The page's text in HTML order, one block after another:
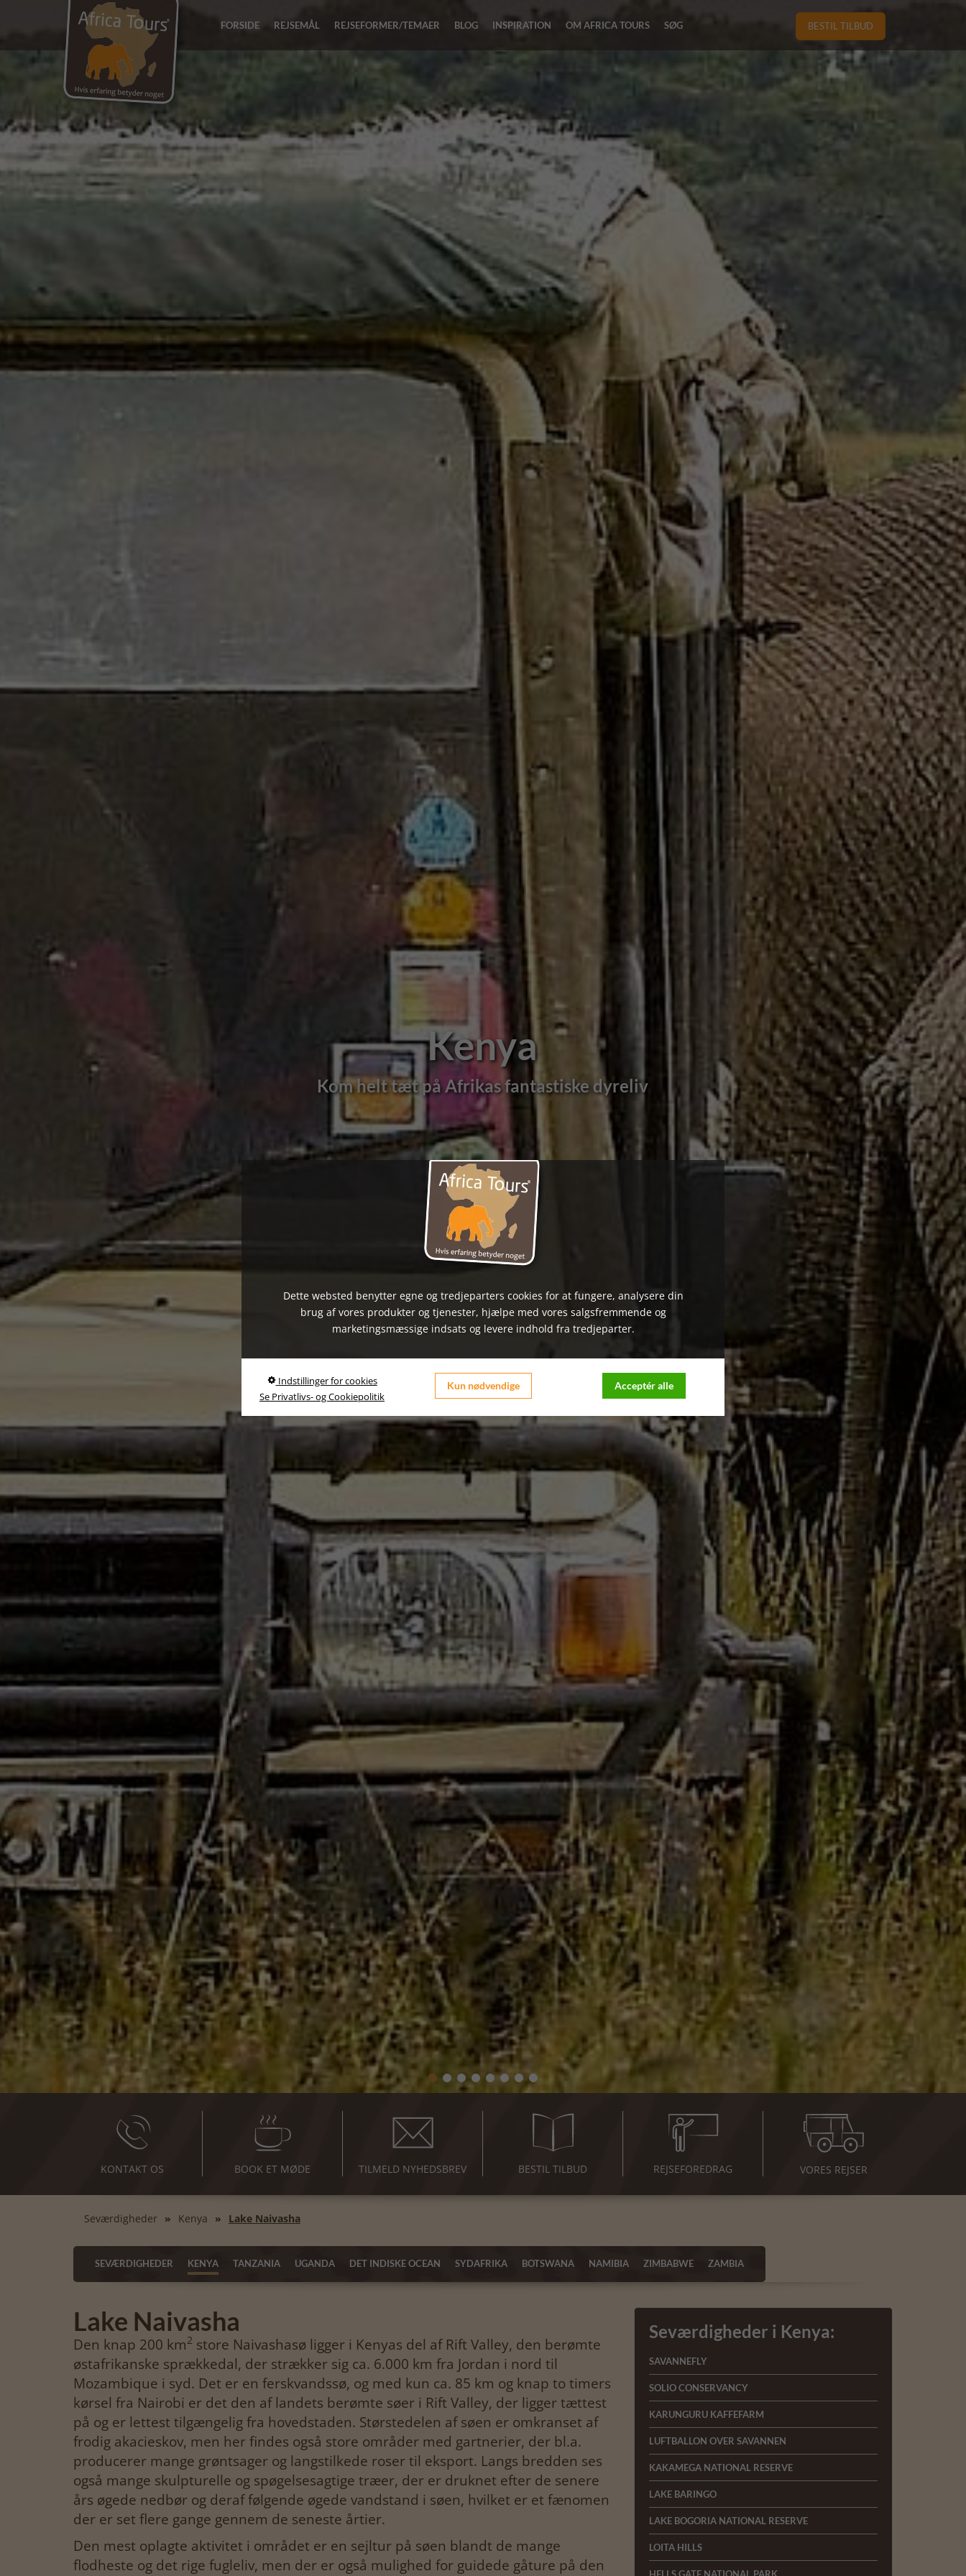
FORSIDE REJSEMÅL REJSEFORMER/TEMAER BLOG INSPIRATION OM AFRICA TOURS SØG BESTIL TILBUD
Kenya
Fællesskab og et stort udbud af rejser med dansk rejseleder
KONTAKT OS BOOK ET MØDE TILMELD NYHEDSBREV BESTIL TILBUD REJSEFOREDRAG VORES REJSER
Seværdigheder Kenya Lake Naivasha
SEVÆRDIGHEDER KENYA TANZANIA UGANDA DET INDISKE OCEAN SYDAFRIKA BOTSWANA NAMIBIA ZIMBABWE ZAMBIA
Lake Naivasha
Den knap 200 km2 store Naivashasø ligger i Kenyas del af Rift Valley, den berømte
østafrikanske sprækkedal, der strækker sig ca. 6.000 km fra Jordan i nord til
Mozambique i syd. Det er en ferskvandssø, og med kun ca. 85 km og knap to timers
kørsel fra Nairobi er det den af landets berømte søer i Rift Valley, der ligger tættest
på og er lettest tilgængelig fra hovedstaden. Størstedelen af søen er omkranset af
frodig akacieskov, men her findes også store områder med gartnerier, der bl.a.
producerer mange grøntsager og langstilkede roser til eksport. Langs bredden ses
også mange skulpturelle og spøgelsesagtige træer, der er druknet efter de senere
års øgede nedbør og deraf følgende øgede vandstand i søen, hvilket er et fænomen
der er set flere gange gennem de seneste årtier.
Den mest oplagte aktivitet i området er en sejltur på søen blandt de mange
flodheste og det rige fugleliv, men der er også mulighed for guidede gåture på den
Seværdigheder i Kenya:
SAVANNEFLY
SOLIO CONSERVANCY
KARUNGURU KAFFEFARM
LUFTBALLON OVER SAVANNEN
KAKAMEGA NATIONAL RESERVE
LAKE BARINGO
LAKE BOGORIA NATIONAL RESERVE
LOITA HILLS
HELLS GATE NATIONAL PARK
Dette websted benytter egne og tredjeparters cookies for at fungere, analysere din
brug af vores produkter og tjenester, hjælpe med vores salgsfremmende og
marketingsmæssige indsats og levere indhold fra tredjeparter.
Indstillinger for cookies
Se Privatlivs- og Cookiepolitik
Kun nødvendige Acceptér alle